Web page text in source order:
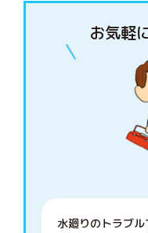
お気軽
水廻りのトラブル